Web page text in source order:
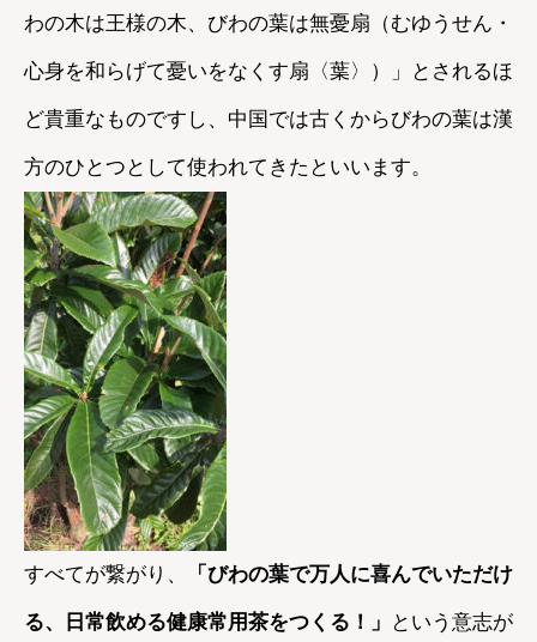
わの木は王様の木、びわの葉は無憂扇（むゆうせん・
心身を和らげて憂いをなくす扇〈葉〉）」とされるほ
ど貴重なものですし、中国では古くからびわの葉は漢
方のひとつとして使われてきたといいます。
すべてが繋がり、 「びわの葉で万人に喜んでいただけ
る、日常飲める健康常用茶をつくる！」 という意志が